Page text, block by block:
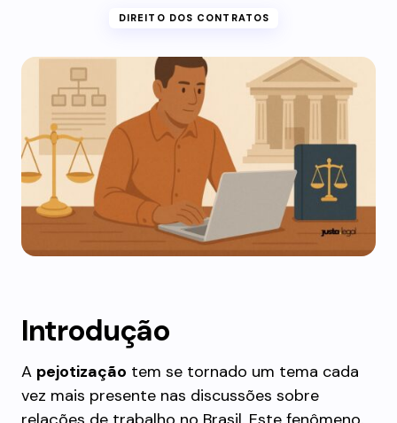
DIREITO DOS CONTRATOS
Introdução
A pejotização tem se tornado um tema cada
vez mais presente nas discussões sobre